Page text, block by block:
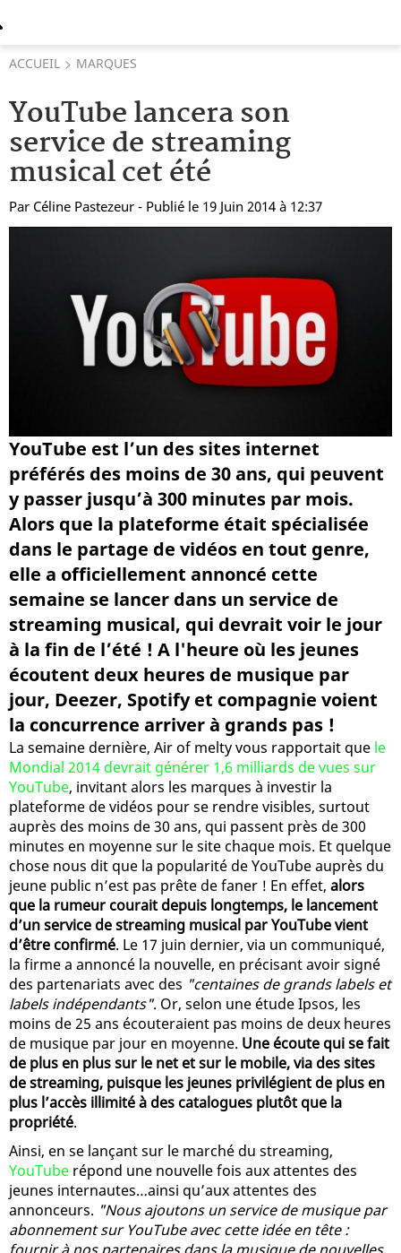
ACCUEIL MARQUES
YouTube lancera son
service de streaming
musical cet été
Par Céline Pastezeur - Publié le 19 Juin 2014 à 12:37
YouTube est l’un des sites internet
préférés des moins de 30 ans, qui peuvent
y passer jusqu’à 300 minutes par mois.
Alors que la plateforme était spécialisée
dans le partage de vidéos en tout genre,
elle a officiellement annoncé cette
semaine se lancer dans un service de
streaming musical, qui devrait voir le jour
à la fin de l’été ! A l'heure où les jeunes
écoutent deux heures de musique par
jour, Deezer, Spotify et compagnie voient
la concurrence arriver à grands pas !
La semaine dernière, Air of melty vous rapportait que le
Mondial 2014 devrait générer 1,6 milliards de vues sur
YouTube, invitant alors les marques à investir la
plateforme de vidéos pour se rendre visibles, surtout
auprès des moins de 30 ans, qui passent près de 300
minutes en moyenne sur le site chaque mois. Et quelque
chose nous dit que la popularité de YouTube auprès du
jeune public n’est pas prête de faner ! En effet, alors
que la rumeur courait depuis longtemps, le lancement
d’un service de streaming musical par YouTube vient
d’être confirmé. Le 17 juin dernier, via un communiqué,
la firme a annoncé la nouvelle, en précisant avoir signé
des partenariats avec des "centaines de grands labels et
labels indépendants". Or, selon une étude Ipsos, les
moins de 25 ans écouteraient pas moins de deux heures
de musique par jour en moyenne. Une écoute qui se fait
de plus en plus sur le net et sur le mobile, via des sites
de streaming, puisque les jeunes privilégient de plus en
plus l’accès illimité à des catalogues plutôt que la
propriété.
Ainsi, en se lançant sur le marché du streaming,
YouTube répond une nouvelle fois aux attentes des
jeunes internautes…ainsi qu’aux attentes des
annonceurs. "Nous ajoutons un service de musique par
abonnement sur YouTube avec cette idée en tête :